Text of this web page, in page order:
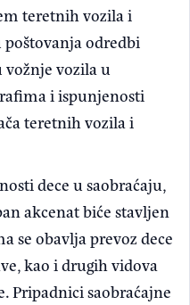
teretnih vozila i
odredbi
vozila u
i ispunjenosti
teretnih vozila i
dece u saobraćaju,
akcenat biće stavljen
se obavlja prevoz dece
kao i drugih vidova
Pripadnici saobraćajne